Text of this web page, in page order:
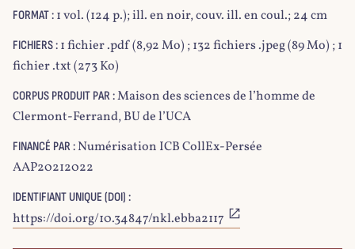
FORMAT : 1 vol. (124 p.); ill. en noir, couv. ill. en coul.; 24 cm
FICHIERS : 1 fichier .pdf (8,92 Mo) ; 132 fichiers .jpeg (89 Mo) ; 1
fichier .txt (273 Ko)
CORPUS PRODUIT PAR :Maison des sciences de l’homme de
Clermont-Ferrand, BU de l’UCA
FINANCÉ PAR : Numérisation ICB CollEx-Persée
AAP20212022
IDENTIFIANT UNIQUE (DOI) :
https://doi.org/10.34847/nkl.ebba2117